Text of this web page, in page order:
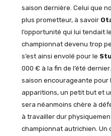
saison dernière. Celui que
plus prometteur, à savoir
l’opportunité qui lui tendait
championnat devenu trop
s’est ainsi envolé pour le
000 € à la fin de l’été
saison encourageante pour
apparitions, un petit but et
sera néanmoins chère à
à travailler dur
championnat autrichien. Un